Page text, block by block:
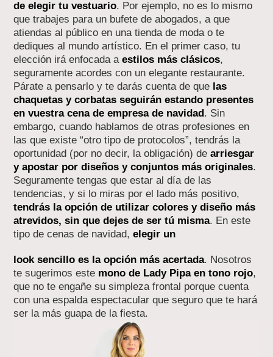
de elegir tu vestuario. Por ejemplo, no es lo mismo
que trabajes para un bufete de abogados, a que
atiendas al público en una tienda de moda o te
dediques al mundo artístico. En el primer caso, tu
elección irá enfocada aestilos más clásicos,
seguramente acordes con un elegante restaurante.
Párate a pensarlo y te darás cuenta de que las
chaquetas y corbatas seguirán estando presentes
en vuestra cena de empresa de navidad. Sin
embargo, cuando hablamos de otras profesiones en
las que existe “otro tipo de protocolos”, tendrás la
oportunidad (por no decir, la obligación) dearriesgar
y apostar por diseños y conjuntos más originales.
Seguramente tengas que estar al día de las
tendencias, y si lo miras por el lado más positivo,
tendrás la opción de utilizar colores y diseño más
atrevidos, sin que dejes de ser tú misma. En este
tipo de cenas de navidad,elegir un
look sencillo es la opción más acertada. Nosotros
te sugerimos este mono de Lady Pipa en tono rojo,
que no te engañe su simpleza frontal porque cuenta
con una espalda espectacular que seguro que te hará
ser la más guapa de la fiesta.